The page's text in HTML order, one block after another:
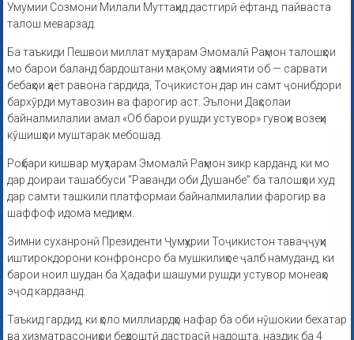
Умумии Созмони Милали Муттаҳид дастгирӣ ёфтанд, пайваста
талош меварзад.
Ба таъкиди Пешвои миллат муҳтарам Эмомалӣ Раҳмон талошҳои
мо барои баланд бардоштани мақому аҳамияти об — сарвати
бебаҳои ҳаёт равона гардида, Тоҷикистон дар ин самт ҷонибдори
бархӯрди мутавозин ва фарогир аст. Эълони Даҳсолаи
байналмилалии амал «Об барои рушди устувор» гувоҳи возеҳи
кӯшишҳои муштарак мебошад.
Роҳбари кишвар муҳтарам Эмомалӣ Раҳмон зикр карданд, ки мо
дар доираи ташаббуси “Раванди оби Душанбе” ба талошҳои худ
дар самти ташкили платформаи байналмилалии фарогир ва
шаффоф идома медиҳем.
Зимни суханронӣ Президенти Ҷумҳурии Тоҷикистон таваҷҷуҳи
иштирокдорони конфронсро ба мушкилиҳое ҷалб намуданд, ки
барои ноил шудан ба Ҳадафи шашуми рушди устувор монеаҳо
эҷод кардаанд.
Таъкид гардид, ки ҳоло миллиардҳо нафар ба оби нӯшокии бехатар
ва хизматрасониҳои беҳдоштӣ дастрасӣ надошта, наздик ба 4